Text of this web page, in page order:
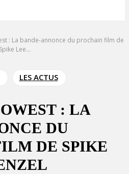
: La bande-annonce du prochain film de
Spike Lee...
LES ACTUS
: LA
DU
DE SPIKE